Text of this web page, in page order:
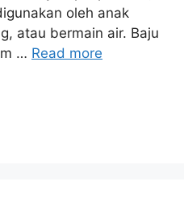
oleh anak
atau bermain air. Baju
… Read more